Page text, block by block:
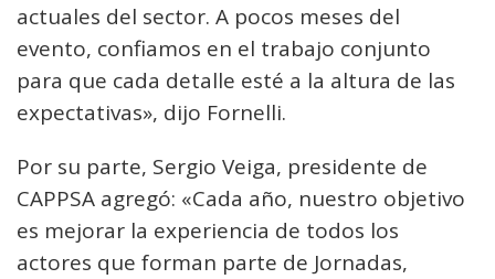
actuales del sector. A pocos meses del
evento, confiamos en el trabajo conjunto
para que cada detalle esté a la altura de las
expectativas», dijo Fornelli.
Por su parte, Sergio Veiga, presidente de
CAPPSA agregó: «Cada año, nuestro objetivo
es mejorar la experiencia de todos los
actores que forman parte de Jornadas,